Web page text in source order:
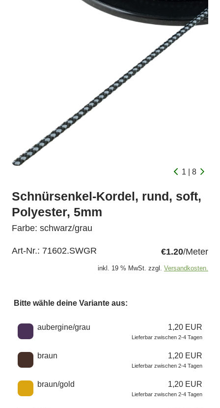
1 | 8
Schnürsenkel-Kordel, rund, soft,
Polyester, 5mm
Farbe: schwarz/grau
Art-Nr.: 71602.SWGR €1.20/Meter
inkl. 19 % MwSt. zzgl. Versandkosten.
Bitte wähle deine Variante aus:
Wähle eine Farbe
aubergine/grau 1,20 EUR
Lieferbar zwischen 2-4 Tagen
braun 1,20 EUR
Lieferbar zwischen 2-4 Tagen
braun/gold 1,20 EUR
Lieferbar zwischen 2-4 Tagen